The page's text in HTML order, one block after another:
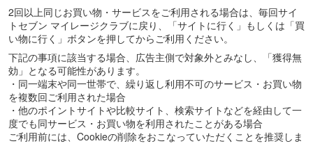
2回以上同じお買い物・サービスをご利用される場合は、毎回サイ
トセブン マイレージクラブに戻り、「サイトに行く」もしくは「買
い物に行く」ボタンを押してからご利用ください。
下記の事項に該当する場合、広告主側で対象外とみなし、「獲得無
効」となる可能性があります。
・同一端末や同一世帯で、繰り返し利用不可のサービス・お買い物
を複数回ご利用された場合
・他のポイントサイトや比較サイト、検索サイトなどを経由して一
度でも同サービス・お買い物を利用されたことがある場合
ご利用前には、Cookieの削除をおこなっていただくことを推奨しま